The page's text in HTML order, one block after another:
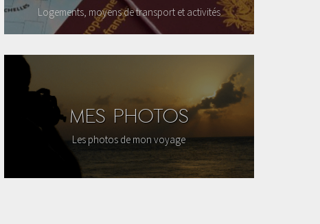
Logements, moyens de transport et activités
MES PHOTOS
Les photos de mon voyage